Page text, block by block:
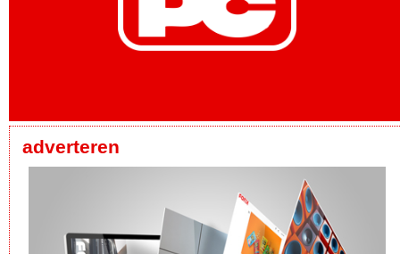
adverteren